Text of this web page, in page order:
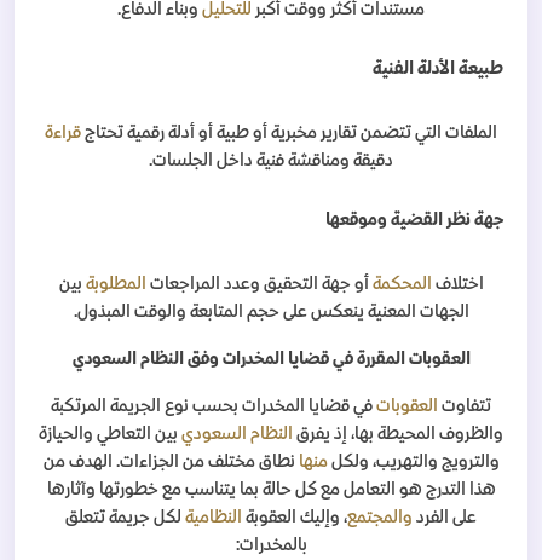
مستندات أكثر ووقت أكبر للتحليل وبناء الدفاع.
طبيعة الأدلة الفنية
الملفات التي تتضمن تقارير مخبرية أو طبية أو أدلة رقمية تحتاج قراءة
دقيقة ومناقشة فنية داخل الجلسات.
جهة نظر القضية وموقعها
اختلاف المحكمة أو جهة التحقيق وعدد المراجعات المطلوبة بين
الجهات المعنية ينعكس على حجم المتابعة والوقت المبذول.
العقوبات المقررة في قضايا المخدرات وفق النظام السعودي
تتفاوت العقوبات في قضايا المخدرات بحسب نوع الجريمة المرتكبة
والظروف المحيطة بها، إذ يفرق النظام السعودي بين التعاطي والحيازة
والترويج والتهريب، ولكلمنها نطاق مختلف من الجزاءات. الهدف من
هذا التدرج هو التعامل مع كل حالة بما يتناسب مع خطورتها وآثارها
على الفرد والمجتمع، وإليك العقوبة النظامية لكل جريمة تتعلق
بالمخدرات: